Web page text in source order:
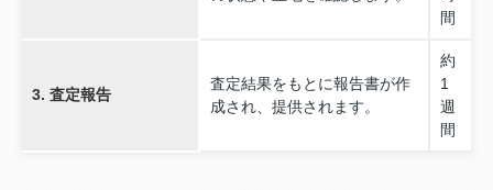
間
3. 査定報告
査定結果をもとに報告書が作
成され、提供されます。
約
1
週
間